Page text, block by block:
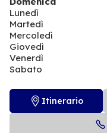
Lunedì
Martedì
Mercoledì
Giovedì
Venerdì
Sabato
Itinerario